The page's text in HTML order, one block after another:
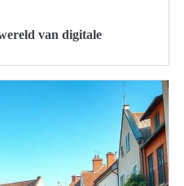
van digitale